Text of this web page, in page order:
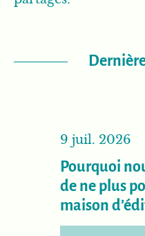
9 juil. 2026
Pourquoi
de ne plus
maison